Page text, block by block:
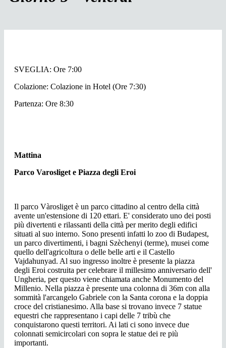
SVEGLIA: Ore 7:00
Colazione: Colazione in Hotel (Ore 7:30)
Partenza: Ore 8:30
Mattina
Parco Varosliget e Piazza degli Eroi
Il parco Vàrosliget è un parco cittadino al centro della città
avente un'estensione di 120 ettari. E' considerato uno dei posti
più divertenti e rilassanti della città per merito degli edifici
situati al suo interno. Sono presenti infatti lo zoo di Budapest,
un parco divertimenti, i bagni Szèchenyi (terme), musei come
quello dell'agricoltura o delle belle arti e il Castello
Vajdahunyad. Al suo ingresso inoltre è presente la piazza
degli Eroi costruita per celebrare il millesimo anniversario dell'
Ungheria, per questo viene chiamata anche Monumento del
Millenio. Nella piazza è presente una colonna di 36m con alla
sommità l'arcangelo Gabriele con la Santa corona e la doppia
croce del cristianesimo. Alla base si trovano invece 7 statue
equestri che rappresentano i capi delle 7 tribù che
conquistarono questi territori. Ai lati ci sono invece due
colonnati semicircolari con sopra le statue dei re più
importanti.